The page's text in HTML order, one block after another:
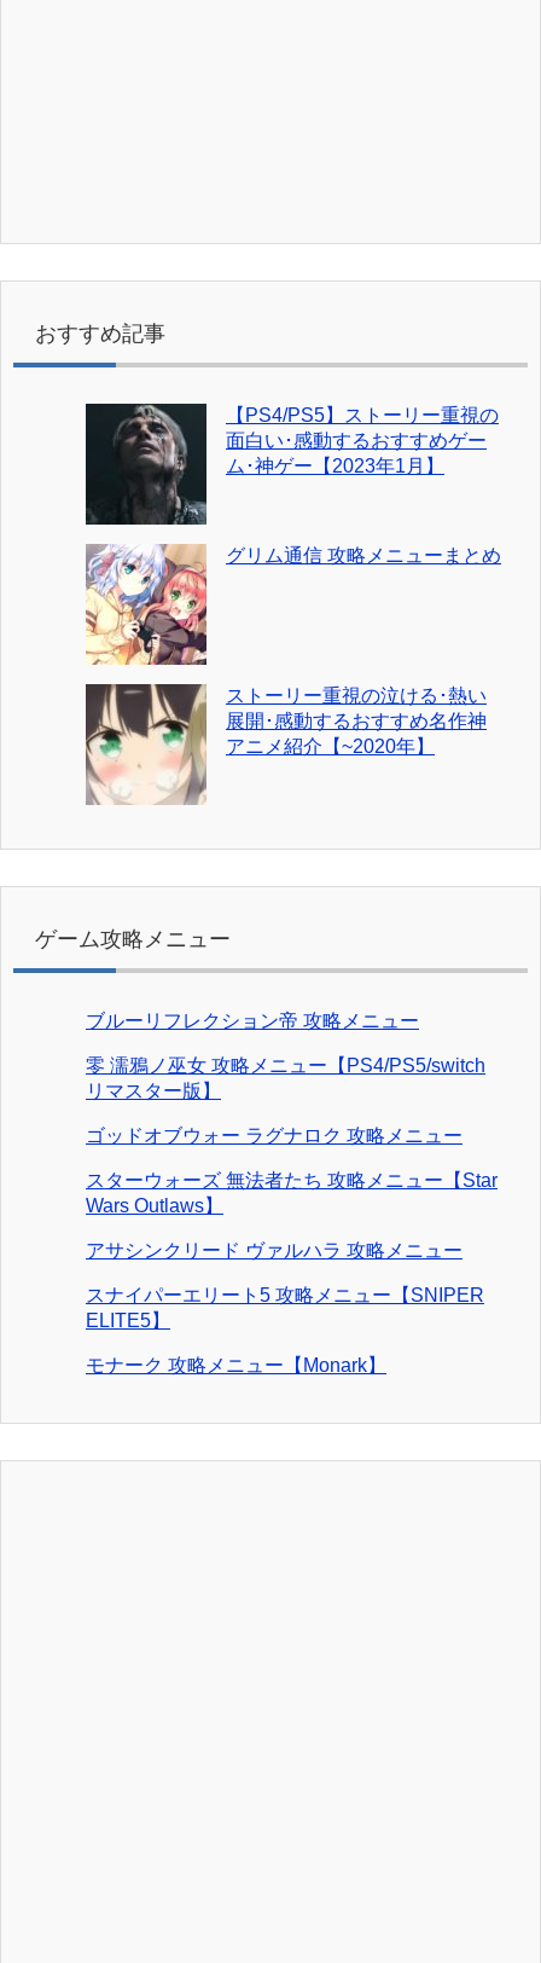
おすすめ記事
【PS4/PS5】ストーリー重視の
面白い･感動するおすすめゲー
ム･神ゲー【2023年1月】
グリム通信 攻略メニューまとめ
ストーリー重視の泣ける･熱い
展開･感動するおすすめ名作神
アニメ紹介【~2020年】
ゲーム攻略メニュー
ブルーリフレクション帝 攻略メニュー
零 濡鴉ノ巫女 攻略メニュー【PS4/PS5/switch
リマスター版】
ゴッドオブウォー ラグナロク 攻略メニュー
スターウォーズ 無法者たち 攻略メニュー【Star
Wars Outlaws】
アサシンクリード ヴァルハラ 攻略メニュー
スナイパーエリート5 攻略メニュー【SNIPER
ELITE5】
モナーク 攻略メニュー【Monark】